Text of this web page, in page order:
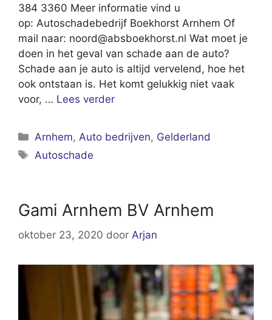
384 3360 Meer informatie vind u
op: Autoschadebedrijf Boekhorst Arnhem Of
mail naar: noord@absboekhorst.nl Wat moet je
doen in het geval van schade aan de auto?
Schade aan je auto is altijd vervelend, hoe het
ook ontstaan is. Het komt gelukkig niet vaak
voor, … Lees verder
Categorieën
Arnhem,Auto bedrijven, Gelderland
Tags
Autoschade
Gami Arnhem BV Arnhem
oktober 23, 2020 door Arjan